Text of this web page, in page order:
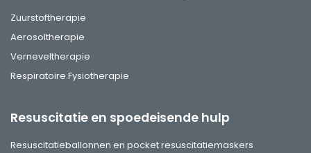
Zuurstoftherapie
Aerosoltherapie
Verneveltherapie
Respiratoire Fysiotherapie
Resuscitatie en spoedeisende hulp
Resuscitatieballonnen en pocket resuscitatiemaskers